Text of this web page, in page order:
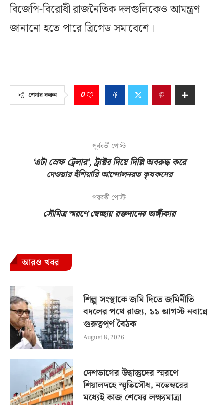
বিজেপি-বিরোধী রাজনৈতিক দলগুলিকেও আমন্ত্রণ
জানানো হতে পারে ব্রিগেড সমাবেশে।
শেয়ার করুন 0
পূর্ববর্তী পোস্ট
‘এটা স্রেফ ট্রেলার’, ট্রাক্টর দিয়ে দিল্লি অবরুদ্ধ করে
দেওয়ার হুঁশিয়ারি আন্দোলনরত কৃষকদের
পরবর্তী পোস্ট
সৌমিত্র স্মরণে স্বেচ্ছায় রক্তদানের অঙ্গীকার
আরও খবর
শিল্প সংস্থাকে জমি দিতে জমিনীতি
বদলের পথে রাজ্য, ১১ আগস্ট নবান্নে
গুরুত্বপূর্ণ বৈঠক
August 8, 2026
দেশভাগের উদ্বাস্তুদের স্মরণে
শিয়ালদহে স্মৃতিসৌধ, নভেম্বরের
মধ্যেই কাজ শেষের লক্ষ্যমাত্রা